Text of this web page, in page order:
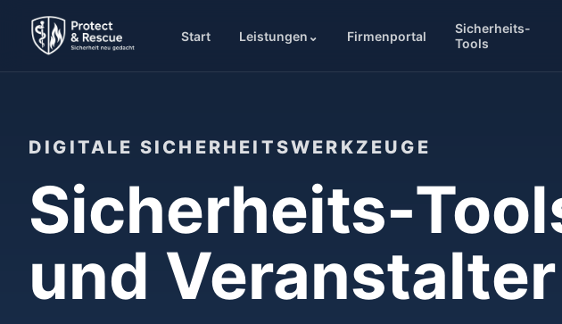
Start Leistungen ⌄ Firmenportal
Sicherheits-
Tools
DIGITALE SICHERHEITSWERKZEUGE
Sicherheits-
und Veranstalter